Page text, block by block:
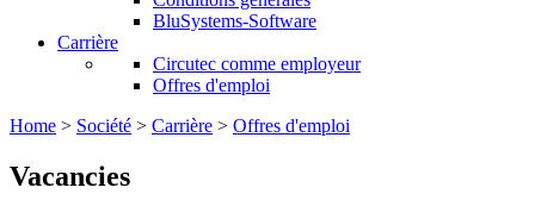
BluSystems-Software
Carrière
Circutec comme employeur
Offres d'emploi
Home > Société > Carrière > Offres d'emploi
Vacancies